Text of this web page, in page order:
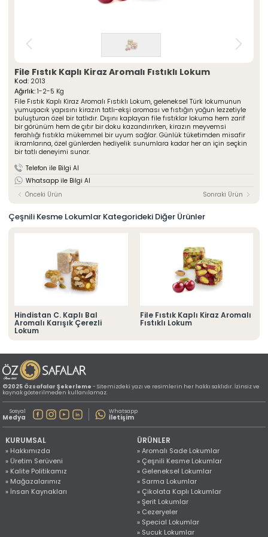
Kurumsal
» Hakkımızda
» Üretim Serüveni
» Kalite Politikamız
» İnsan Kaynakları
» Mağazalarımız
» Konya
MULTIMEDYA
» İleitşim Bilgilerimiz
» Konum Bilgilerimiz
» Çikolata Kaplı Lokumlar
» Cezeryeler
» Special Lokumlar
» Sucuk Lokumlar
» Special Paketli Lokumlar
» Geleneksel Paketli Lokumlar
Tüm hakkı saklıdır. Sitemizde kullanılan tüm içerik ve görseller
©2025 Özsafalar Şekerleme'ye ait olup izinsiz kullanımı hukuki yaptırıma tabidir.
ŞEKERLEME
Hakkımızda
Üretim Serüveni
Kalite Politikamız
Mağazalarımız
Foto Galeri
Kariyer
İletişim
File Fıstık Kaplı Kiraz Aromalı Fıstıklı Lokum
Kod: 2013
Ağırlık:1-2-5 Kg
File Fıstık Kaplı Kiraz Aromalı Fıstıklı Lokum, geleneksel Türk lokumunun
yumuşacık yapısını kirazın tatlı-ekşi aroması ve fıstığın yoğun lezzetiyle
buluşturan özel bir tatlıdır. Dışını kaplayan file fıstıklar lokuma hem zarif
bir görünüm hem de çıtır bir doku kazandırırken, kirazın meyvemsi
ferahlığı fıstıkla mükemmel bir uyum sağlar. Günlük tüketimden misafir
ikramlarına, özel günlerden hediyelik sunumlara kadar her an için seçkin
bir tatlı deneyimi sunar.
Telefon ile Bilgi Al
Whatsapp ile Bilgi Al
Önceki Ürün
Sonraki Ürün
Çeşnili Kesme Lokumlar Kategorideki Diğer Ürünler
Hindistan C. Kaplı Bal
Aromalı Karışık Çerezli
Lokum
File Fıstık Kaplı Kiraz Aromalı
Fıstıklı Lokum
©2025 Özsafalar Şekerleme- Sitemizdeki yazı ve resimlerin her hakkı saklıdır. İzinsiz ve
kaynak gösterilmeden kullanılamaz.
Sosyal
Medya
Whatsapp
İletişim
KURUMSAL
» Hakkımızda
» Üretim Serüveni
» Kalite Politikamız
» Mağazalarımız
» İnsan Kaynakları
ÜRÜNLER
» Aromalı Sade Lokumlar
» Çeşnili Kesme Lokumlar
» Geleneksel Lokumlar
» Sarma Lokumlar
» Çikolata Kaplı Lokumlar
» Şerit Lokumlar
» Cezeryeler
» Special Lokumlar
» Sucuk Lokumlar